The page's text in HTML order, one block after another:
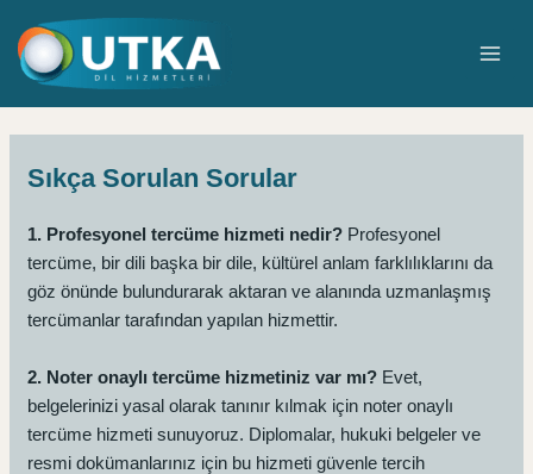
atla
Sıkça Sorulan Sorular
1. Profesyonel tercüme hizmeti nedir? Profesyonel
tercüme, bir dili başka bir dile, kültürel anlam farklılıklarını da
göz önünde bulundurarak aktaran ve alanında uzmanlaşmış
tercümanlar tarafından yapılan hizmettir.
2. Noter onaylı tercüme hizmetiniz var mı? Evet,
belgelerinizi yasal olarak tanınır kılmak için noter onaylı
tercüme hizmeti sunuyoruz. Diplomalar, hukuki belgeler ve
resmi dokümanlarınız için bu hizmeti güvenle tercih